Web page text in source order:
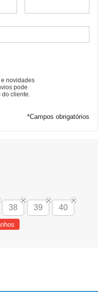
novidades
pode
do cliente.
*Campos obrigatórios
38 39 40